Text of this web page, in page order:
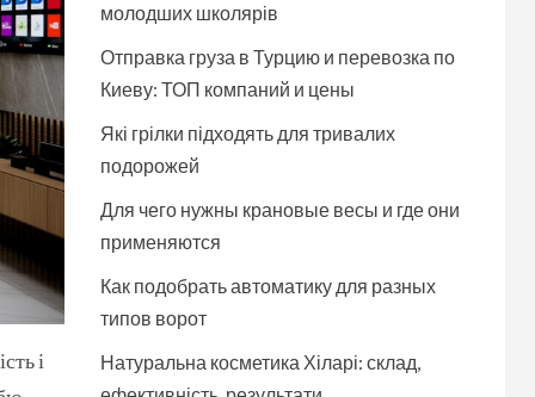
і
молодших школярів
Отправка груза в Турцию и перевозка по
Киеву: ТОП компаний и цены
Які грілки підходять для тривалих
подорожей
Для чего нужны крановые весы и где они
применяются
Как подобрать автоматику для разных
типов ворот
Натуральна косметика Хіларі: склад,